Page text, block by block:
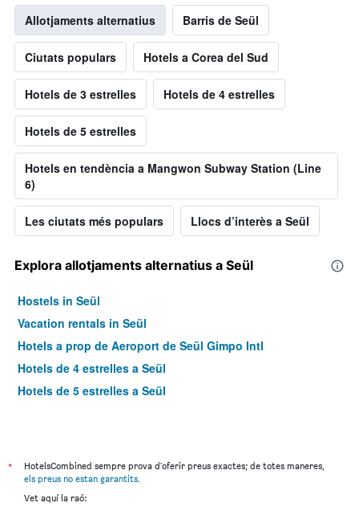
Allotjaments alternatius Barris de Seül
Ciutats populars Hotels a Corea del Sud
Hotels de 3 estrelles Hotels de 4 estrelles
Hotels de 5 estrelles
Hotels en tendència a Mangwon Subway Station (Line
6)
Les ciutats més populars Llocs d’interès a Seül
Explora allotjaments alternatius a Seül
Hostels in Seül
Vacation rentals in Seül
Hotels a prop de Aeroport de Seül Gimpo Intl
Hotels de 4 estrelles a Seül
Hotels de 5 estrelles a Seül
*
HotelsCombined sempre prova d'oferir preus exactes; de totes maneres,
els preus no estan garantits.
Vet aquí la raó: